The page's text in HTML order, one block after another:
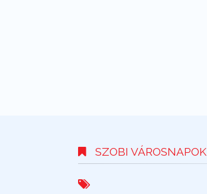
SZOBI VÁROSNAPOK